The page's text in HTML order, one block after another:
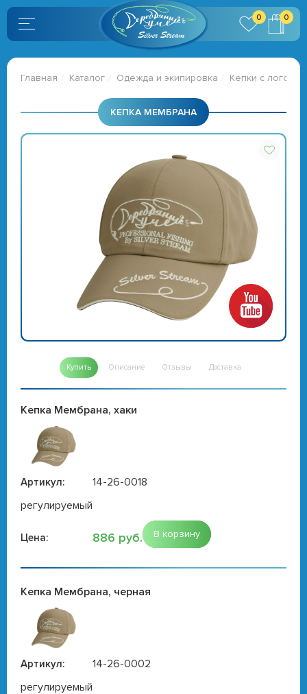
0
0
Главная Каталог Одежда и экипировка Кепки с
КЕПКА МЕМБРАНА
Купить Описание Отзывы Доставка
Кепка Мембрана, хаки
Артикул:
14-26-0018
регулируемый
Цена: 886 руб. В корзину
Кепка Мембрана, черная
Артикул:
14-26-0002
регулируемый